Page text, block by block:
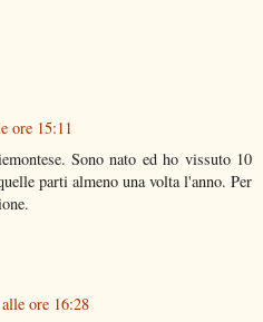
ore 15:11
Sono nato ed ho vissuto 10
parti almeno una volta l'anno. Per
ore 16:28